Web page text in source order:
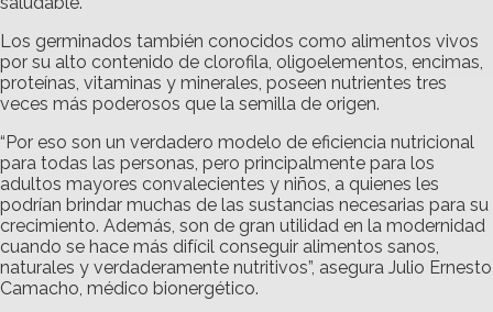
Los germinados también conocidos como alimentos vivos
por su alto contenido de clorofila, oligoelementos, encimas,
proteínas, vitaminas y minerales, poseen nutrientes tres
veces más poderosos que la semilla de origen.
“Por eso son un verdadero modelo de eficiencia nutricional
para todas las personas, pero principalmente para los
adultos mayores convalecientes y niños, a quienes les
podrían brindar muchas de las sustancias necesarias para su
crecimiento. Además, son de gran utilidad en la modernidad
cuando se hace más difícil conseguir alimentos sanos,
naturales y verdaderamente nutritivos”, asegura Julio Ernesto
Camacho, médico bionergético.